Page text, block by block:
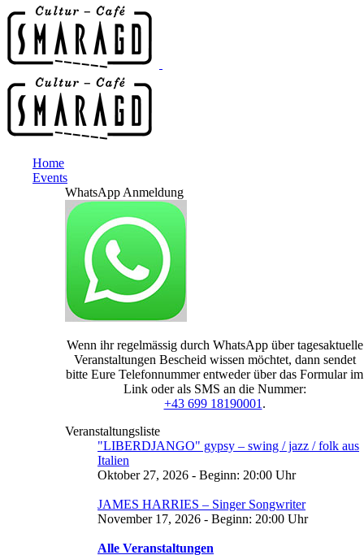
Home
Events
WhatsApp Anmeldung
Wenn ihr regelmässig durch WhatsApp über tagesaktuelle
Veranstaltungen Bescheid wissen möchtet, dann sendet
bitte Eure Telefonnummer entweder über das Formular im
Link oder als SMS an die Nummer:
+43 699 18190001 .
Veranstaltungsliste
"LIBERDJANGO" gypsy – swing / jazz / folk aus
Italien
Oktober 27, 2026 - Beginn: 20:00 Uhr
JAMES HARRIES – Singer Songwriter
November 17, 2026 - Beginn: 20:00 Uhr
Alle Veranstaltungen